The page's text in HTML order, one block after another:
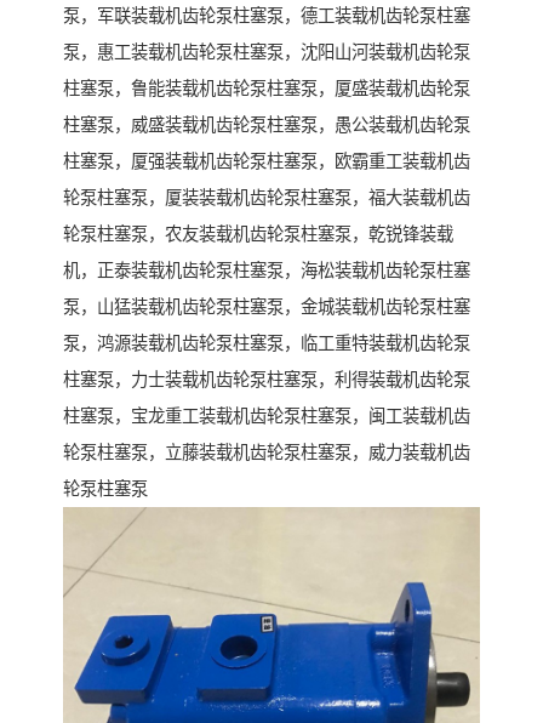
泵，军联装载机齿轮泵柱塞泵，德工装载机齿轮泵柱塞
泵，惠工装载机齿轮泵柱塞泵，沈阳山河装载机齿轮泵
柱塞泵，鲁能装载机齿轮泵柱塞泵，厦盛装载机齿轮泵
柱塞泵，威盛装载机齿轮泵柱塞泵，愚公装载机齿轮泵
柱塞泵，厦强装载机齿轮泵柱塞泵，欧霸重工装载机齿
轮泵柱塞泵，厦装装载机齿轮泵柱塞泵，福大装载机齿
轮泵柱塞泵，农友装载机齿轮泵柱塞泵，乾锐锋装载
机，正泰装载机齿轮泵柱塞泵，海松装载机齿轮泵柱塞
泵，山猛装载机齿轮泵柱塞泵，金城装载机齿轮泵柱塞
泵，鸿源装载机齿轮泵柱塞泵，临工重特装载机齿轮泵
柱塞泵，力士装载机齿轮泵柱塞泵，利得装载机齿轮泵
柱塞泵，宝龙重工装载机齿轮泵柱塞泵，闽工装载机齿
轮泵柱塞泵，立藤装载机齿轮泵柱塞泵，威力装载机齿
轮泵柱塞泵